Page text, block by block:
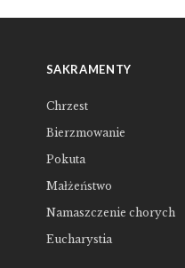
SAKRAMENTY
Chrzest
Bierzmowanie
Pokuta
Małżeństwo
Namaszczenie chorych
Eucharystia